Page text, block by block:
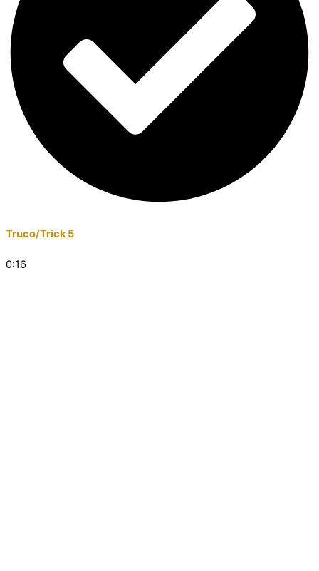
Truco/Trick 5
0:16